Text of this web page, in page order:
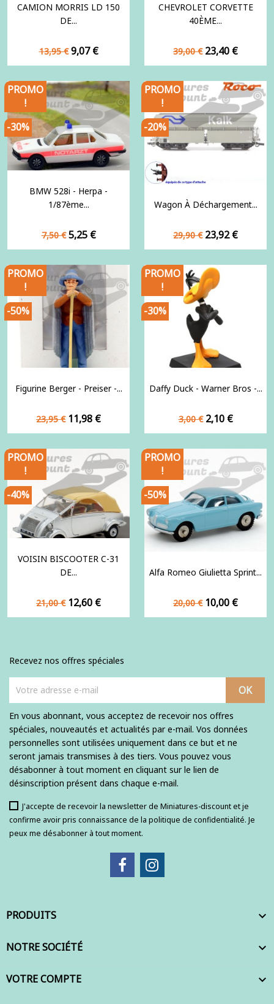
CAMION MORRIS LD 150
DE...
Prix
de
13,95 € Prix
9,07 €
CHEVROLET CORVETTE
40ÈME...
Prix
de
39,00 € Prix
23,40 €
BMW 528i - Herpa -
1/87ème...
Prix
de
7,50 € Prix
5,25 €
PROMO
!
-30%
Wagon À Déchargement...
Prix
de
29,90 € Prix
23,92 €
PROMO
!
-20%
Figurine Berger - Preiser -...
Prix
de
23,95 € Prix
11,98 €
PROMO
!
-50%
Daffy Duck - Warner Bros -...
Prix
de
3,00 € Prix
2,10 €
PROMO
!
-30%
VOISIN BISCOOTER C-31
DE...
Prix
de
21,00 € Prix
12,60 €
PROMO
!
-40%
Alfa Romeo Giulietta Sprint...
Prix
de
20,00 € Prix
10,00 €
PROMO
!
-50%
Recevez nos offres spéciales
En vous abonnant, vous acceptez de recevoir nos offres
spéciales, nouveautés et actualités par e-mail. Vos données
personnelles sont utilisées uniquement dans ce but et ne
seront jamais transmises à des tiers. Vous pouvez vous
désabonner à tout moment en cliquant sur le lien de
désinscription présent dans chaque e-mail.
J'accepte de recevoir la newsletter de Miniatures-discount et je
confirme avoir pris connaissance de la politique de confidentialité. Je
peux me désabonner à tout moment.
PRODUITS 
NOTRE SOCIÉTÉ 
VOTRE COMPTE 